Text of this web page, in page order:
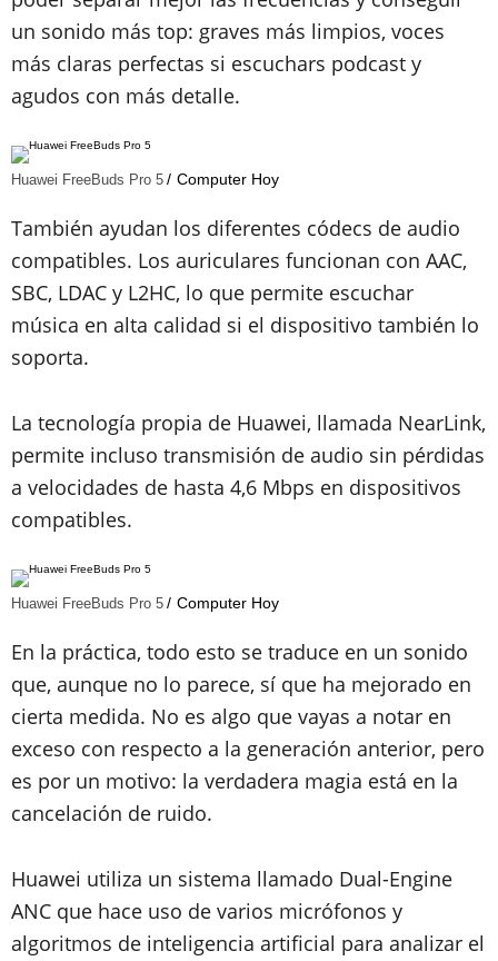
un sonido más top: graves más limpios, voces
más claras perfectas si escuchars podcast y
agudos con más detalle.
Huawei FreeBuds Pro 5 Computer Hoy
También ayudan los diferentes códecs de audio
compatibles. Los auriculares funcionan con AAC,
SBC, LDAC y L2HC, lo que permite escuchar
música en alta calidad si el dispositivo también lo
soporta.
La tecnología propia de Huawei, llamada NearLink,
permite incluso transmisión de audio sin pérdidas
a velocidades de hasta 4,6 Mbps en dispositivos
compatibles.
Huawei FreeBuds Pro 5 Computer Hoy
En la práctica, todo esto se traduce en un sonido
que, aunque no lo parece, sí que ha mejorado en
cierta medida. No es algo que vayas a notar en
exceso con respecto a la generación anterior, pero
es por un motivo: la verdadera magia está en la
cancelación de ruido.
Huawei utiliza un sistema llamado Dual-Engine
ANC que hace uso de varios micrófonos y
algoritmos de inteligencia artificial para analizar el